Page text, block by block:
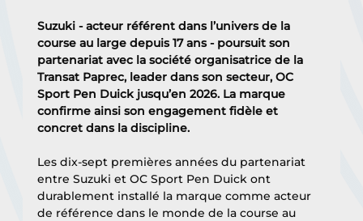
Suzuki - acteur référent dans l’univers de la
course au large depuis 17 ans - poursuit son
partenariat avec la société organisatrice de la
Transat Paprec, leader dans son secteur, OC
Sport Pen Duick jusqu’en 2026. La marque
confirme ainsi son engagement fidèle et
concret dans la discipline.
Les dix-sept premières années du partenariat
entre Suzuki et OC Sport Pen Duick ont
durablement installé la marque comme acteur
de référence dans le monde de la course au